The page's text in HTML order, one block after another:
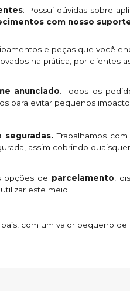
: Possui dúvidas sobre
com nosso
e peças que você
na prática, por clientes
anunciado. Todos os
para evitar pequenos
seguradas. Trabalhamos
assim cobrindo
opções de parcelamento,
este meio.
país, com um valor pequeno